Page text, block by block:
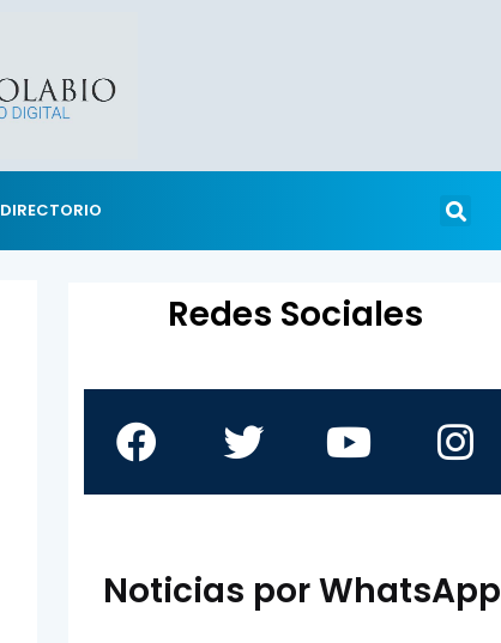
DIRECTORIO
Redes Sociales
Noticias por WhatsApp